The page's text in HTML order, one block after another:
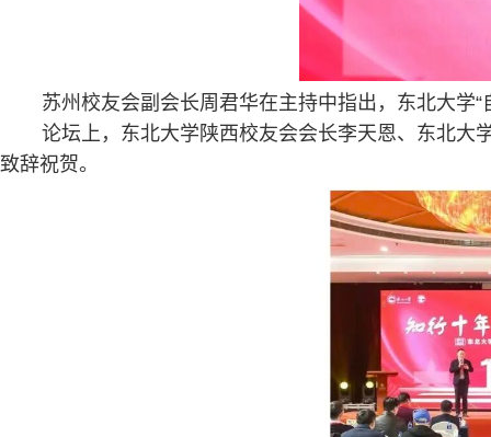
苏州校友会副会长周君华在主持中指出，东北大学
论坛上，东北大学陕西校友会会长李天恩、东北大
致辞祝贺。